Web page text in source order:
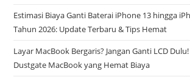
Estimasi Biaya Ganti Baterai iPhone 13 hingga
Tahun 2026: Update Terbaru & Tips Hemat
Layar MacBook Bergaris? Jangan Ganti LCD
Dustgate MacBook yang Hemat Biaya